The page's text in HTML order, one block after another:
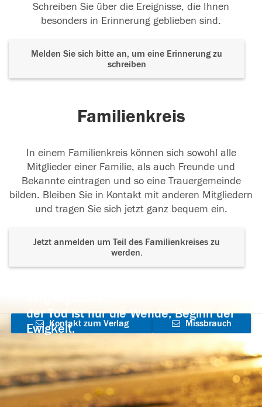
Schreiben Sie über die Ereignisse, die Ihnen
besonders in Erinnerung geblieben sind.
Melden Sie sich bitte an, um eine Erinnerung zu
schreiben
Familienkreis
In einem Familienkreis können sich sowohl alle
Mitglieder einer Familie, als auch Freunde und
Bekannte eintragen und so eine Trauergemeinde
bilden. Bleiben Sie in Kontakt mit anderen Mitgliedern
und tragen Sie sich jetzt ganz bequem ein.
Jetzt anmelden um Teil des Familienkreises zu
werden.
der Tod ist nur die Wende, Beginn der
Ewigkeit.
Kontakt zum Verlag
aufnehmen
Missbrauch